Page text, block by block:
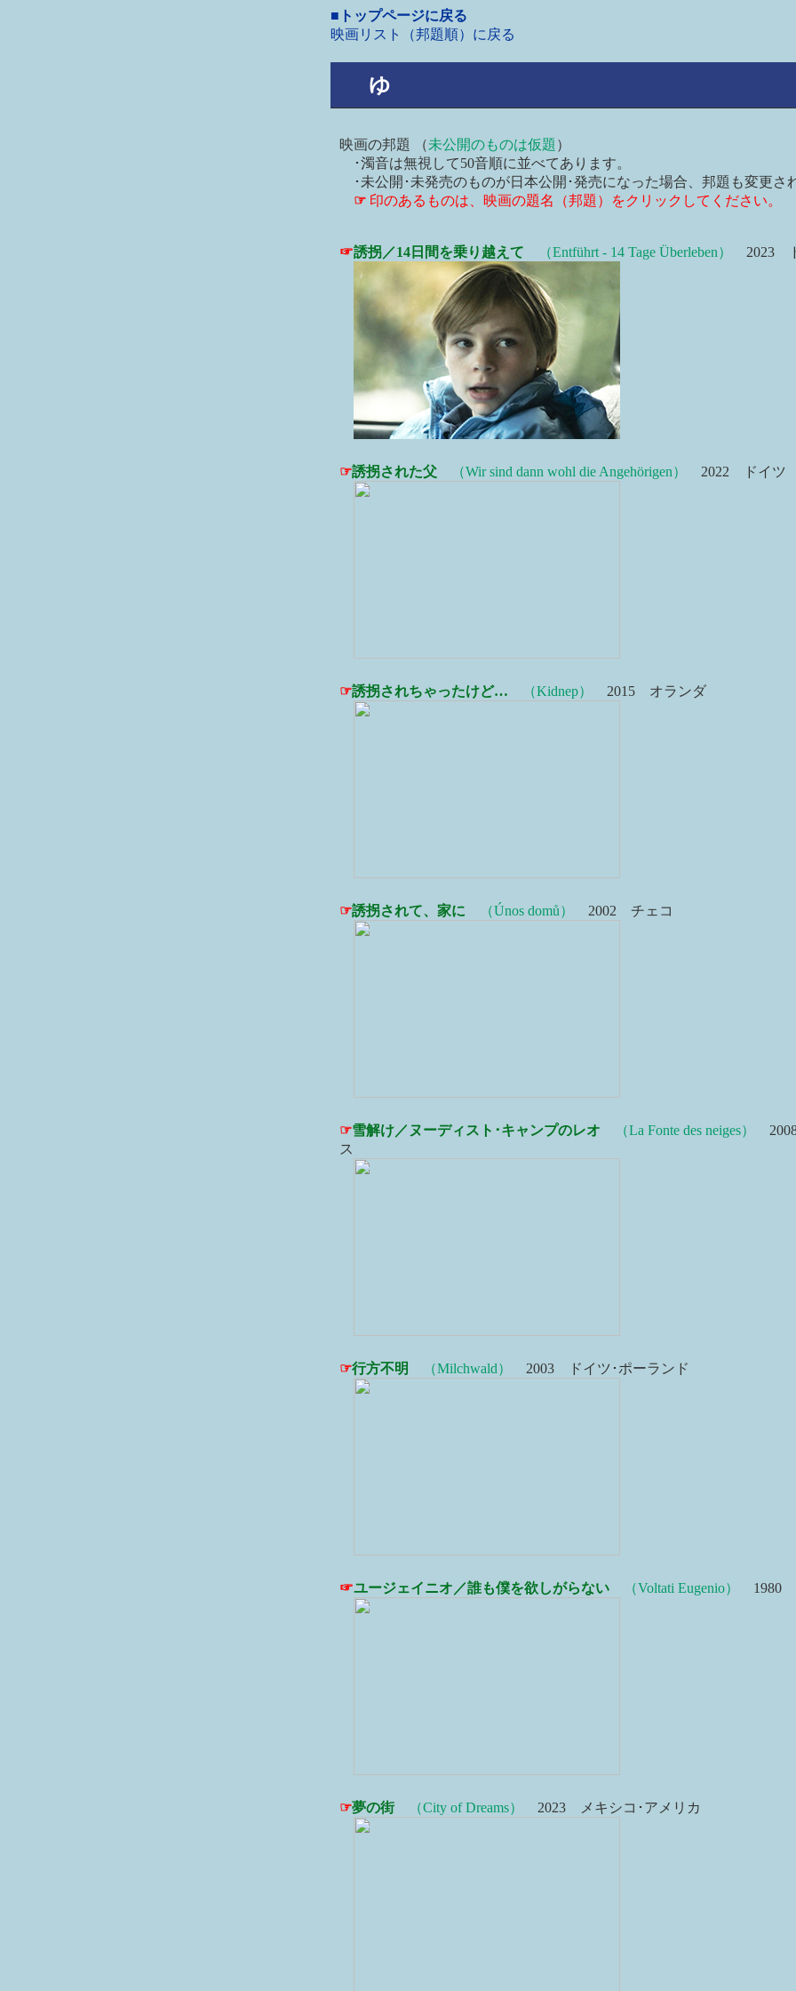
■トップページに戻る
映画リスト（邦題順）に戻る
ゆ
映画の邦題 （未公開のものは仮題 ）
･濁音は無視して50音順に並べてあります。
･未公開･未発売のものが日本公開･発売になった場合、邦題も変更さ
☞ 印のあるものは、映画の題名（邦題）をクリックしてください。
☞誘拐／14日間を乗り越えて （Entführt - 14 Tage Überleben） 2023
☞誘拐された父 （Wir sind dann wohl die Angehörigen） 2022 ドイツ
☞誘拐されちゃったけど… （Kidnep） 2015 オランダ
☞誘拐されて、家に （Únos domů） 2002 チェコ
☞雪解け／ヌーディスト･キャンプのレオ （La Fonte des neiges）
ス
☞行方不明 （Milchwald） 2003 ドイツ･ポーランド
☞ユージェイニオ／誰も僕を欲しがらない （Voltati Eugenio） 1980
☞夢の街 （City of Dreams） 2023 メキシコ･アメリカ